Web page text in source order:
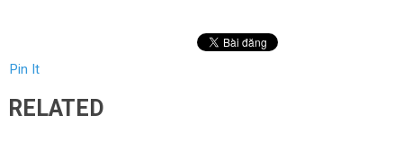
Pin It
RELATED